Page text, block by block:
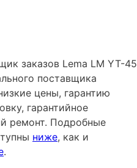
заказов Lema LM YT-45
поставщика
цены, гарантию
гарантийное
ремонт. Подробные
ниже, как и
.